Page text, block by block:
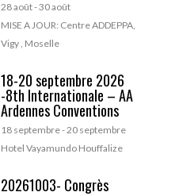
28 août-30 août
MISE A JOUR: Centre ADDEPPA,
Vigy , Moselle
18-20 septembre 2026
-8th Internationale – AA
Ardennes Conventions
18 septembre-20 septembre
Hotel Vayamundo Houffalize
20261003- Congrès